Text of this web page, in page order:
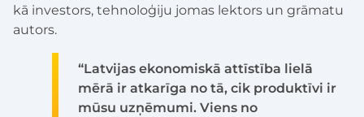
kā investors, tehnoloģiju jomas lektors un grāmatu
autors.
“Latvijas ekonomiskā attīstība lielā
mērā ir atkarīga no tā, cik produktīvi ir
mūsu uzņēmumi. Viens no